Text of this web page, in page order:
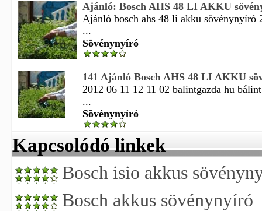
Ajánló: Bosch AHS 48 LI AKKU
Ajánló bosch ahs 48 li akku sövénynyíró
...
Sövénynyíró
141 Ajánló Bosch AHS 48 LI AKKU
2012 06 11 12 11 02 balintgazda hu
...
Sövénynyíró
Kapcsolódó linkek
Bosch isio akkus
Bosch akkus sövénynyíró